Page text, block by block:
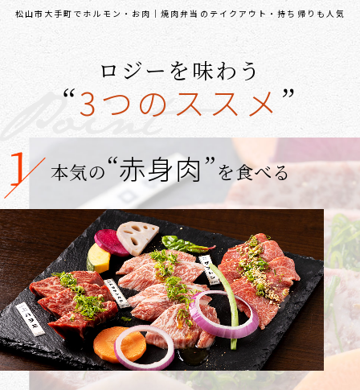
松山市大手町でホルモン・お肉｜焼肉弁当のテイクアウト・持ち帰りも人気
ロジーを味わう
“3つのススメ ”
本気の“赤身肉”を食べる